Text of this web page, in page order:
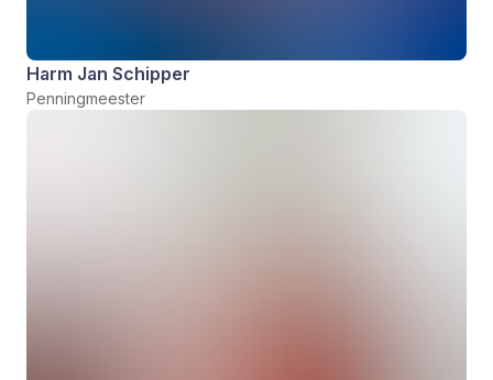
Harm Jan Schipper
Penningmeester